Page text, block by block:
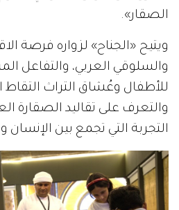
الصقار».
ويتيح «الجناح» لزواره فرصة
والسلوقي العربي، والتفاعل
للأطفال وعُشاق التراث التقاط
والتعرف على تقاليد الصقارة
التجربة التي تجمع بين